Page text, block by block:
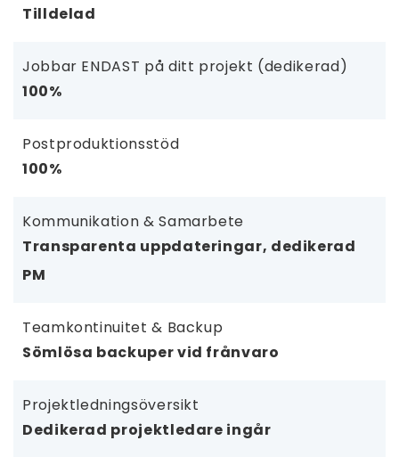
Tilldelad
Jobbar ENDAST på ditt projekt (dedikerad)
100%
Postproduktionsstöd
100%
Kommunikation & Samarbete
Transparenta uppdateringar, dedikerad
PM
Teamkontinuitet & Backup
Sömlösa backuper vid frånvaro
Projektledningsöversikt
Dedikerad projektledare ingår